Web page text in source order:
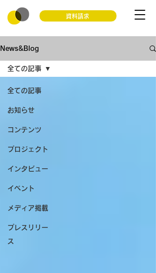
資料請求
News&Blog
全ての記事
お知らせ
コンテンツ
プロジェクト
インタビュー
イベント
メディア掲載
プレスリリー
ス
全ての記事